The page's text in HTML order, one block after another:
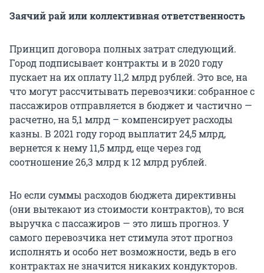
Заячий рай или коллективная ответственность
Принцип договора полных затрат следующий.
Город подписывает контракты и в 2020 году
пускает на их оплату 11,2 млрд рублей. Это все, на
что могут рассчитывать перевозчики: собранное с
пассажиров отправляется в бюджет и частично —
расчетно, на 5,1 млрд – компенсирует расходы
казны. В 2021 году город выплатит 24,5 млрд,
вернется к нему 11,5 млрд, еще через год
соотношение 26,3 млрд к 12 млрд рублей.
Но если суммы расходов бюджета директивны
(они вытекают из стоимости контрактов), то вся
выручка с пассажиров — это лишь прогноз. У
самого перевозчика нет стимула этот прогноз
исполнять и особо нет возможности, ведь в его
контрактах не значится никаких кондукторов.